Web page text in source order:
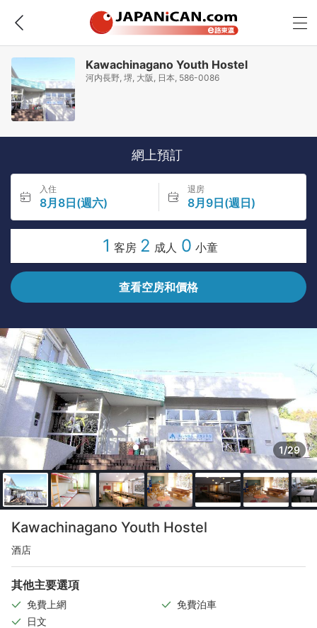
Kawachinagano Youth Hostel
河内長野, 堺, 大阪, 日本, 586-0086
網上預訂
入住
8月8日(週六)
退房
8月9日(週日)
1 客房 2 成人 0 小童
查看空房和價格
1/29
Kawachinagano Youth Hostel
酒店
其他主要選項
免費上網
免費泊車
日文